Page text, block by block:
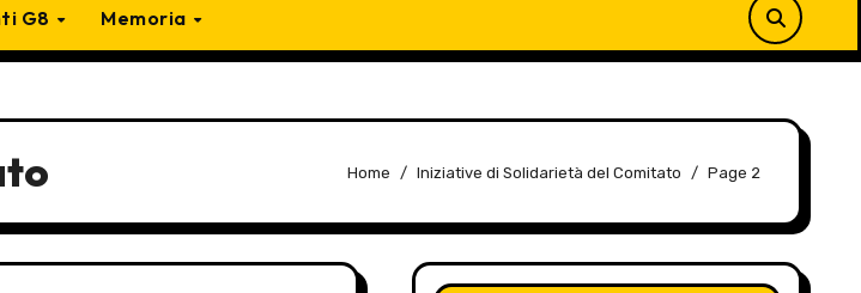
G8 Memoria
Home Iniziative di Solidarietà del Comitato Page 2